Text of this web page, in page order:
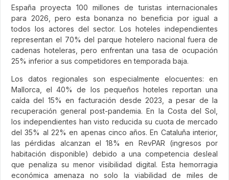
España proyecta 100 millones de turistas internacionales
para 2026, pero esta bonanza no beneficia por igual a
todos los actores del sector. Los hoteles independientes
representan el 70% del parque hotelero nacional fuera de
cadenas hoteleras, pero enfrentan una tasa de ocupación
25% inferior a sus competidores en temporada baja.
Los datos regionales son especialmente elocuentes: en
Mallorca, el 40% de los pequeños hoteles reportan una
caída del 15% en facturación desde 2023, a pesar de la
recuperación general post-pandemia. En la Costa del Sol,
los independientes han visto reducida su cuota de mercado
del 35% al 22% en apenas cinco años. En Cataluña interior,
las pérdidas alcanzan el 18% en RevPAR (ingresos por
habitación disponible) debido a una competencia desleal
que penaliza su menor visibilidad digital. Esta hemorragia
económica amenaza no solo la viabilidad de miles de